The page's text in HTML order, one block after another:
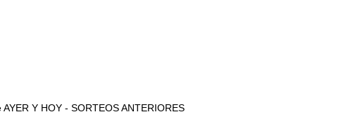
Y HOY - SORTEOS ANTERIORES